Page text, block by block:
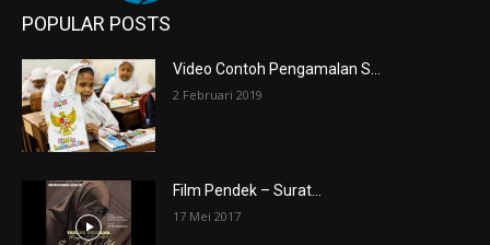
POPULAR POSTS
Video Contoh Pengamalan S...
2 Februari 2019
Film Pendek – Surat...
17 Mei 2017